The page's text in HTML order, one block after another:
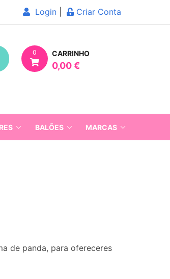
Login Criar Conta
0 CARRINHO
0,00 €
BALÕES MARCAS
de panda, para ofereceres